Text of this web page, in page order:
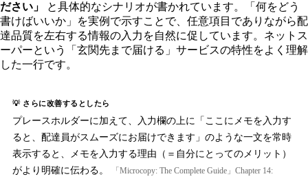
ださい」
と具体的なシナリオが書かれています。「何をどう
書けばいいか」を実例で示すことで、任意項目でありながら配
達品質を左右する情報の入力を自然に促しています。ネットス
ーパーという「玄関先まで届ける」サービスの特性をよく理解
した一行です。
💡 さらに改善するとしたら
プレースホルダーに加えて、入力欄の上に「ここにメモを入力す
ると、配達員がスムーズにお届けできます」のような一文を常時
表示すると、メモを入力する理由（＝自分にとってのメリット）
がより明確に伝わる。
「Microcopy: The Complete Guide」Chapter 14: